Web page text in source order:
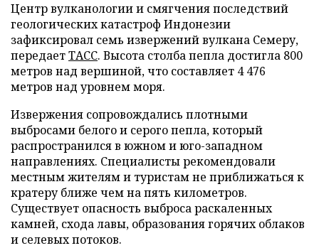
Центр вулканологии и смягчения последствий
геологических катастроф Индонезии
зафиксировал семь извержений вулкана Семеру,
передаетТАСС. Высота столба пепла достигла 800
метров над вершиной, что составляет 4 476
метров над уровнем моря.
Извержения сопровождались плотными
выбросами белого и серого пепла, который
распространился в южном и юго-западном
направлениях. Специалисты рекомендовали
местным жителям и туристам не приближаться к
кратеру ближе чем на пять километров.
Существует опасность выброса раскаленных
камней, схода лавы, образования горячих облаков
и селевых потоков.